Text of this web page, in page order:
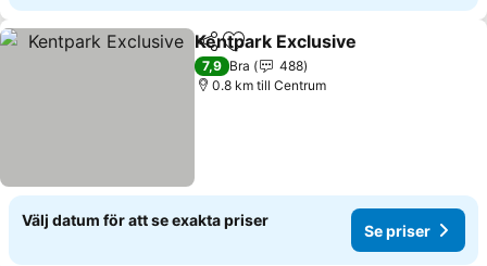
Dela Lägg till i Mina Favoriter
Kentpark Exclusive
7,9 Bra
488
0.8 km till Centrum
Välj datum för att se exakta priser
Se priser